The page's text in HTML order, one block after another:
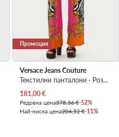
Промоция
Versace Jeans Couture
Текстилни панталони · Розов · Regular Fit
Актуална цена
181,00€
Редовна цена378,36 €-52%
Най-ниска цена204,52 €-11%